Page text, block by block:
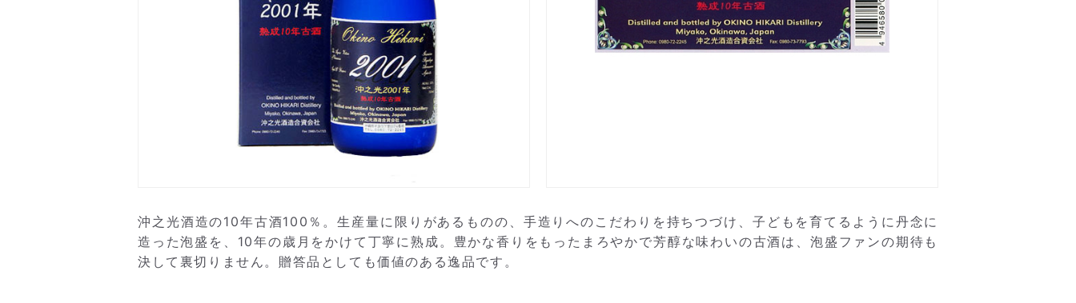
沖之光酒造の10年古酒100％。生産量に限りがあるものの、手造りへのこだわりを持ちつづけ、子どもを育てるように丹念に
造った泡盛を、10年の歳月をかけて丁寧に熟成。豊かな香りをもったまろやかで芳醇な味わいの古酒は、泡盛ファンの期待も
決して裏切りません。贈答品としても価値のある逸品です。